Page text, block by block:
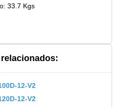
33.7 Kgs
12-V2
12-V2